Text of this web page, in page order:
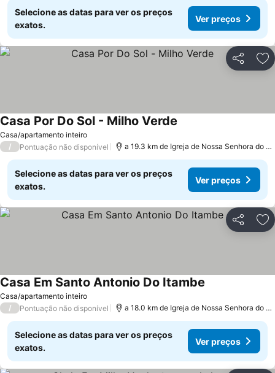
Selecione as datas para ver os preços
exatos.
Ver preços
Partilhar
Casa/apartamento inteiro
Casa Por Do Sol - Milho Verde
/ Pontuação não disponível a 19.3 km de Igreja de Nossa Senhora do
Selecione as datas para ver os preços
exatos.
Ver preços
Partilhar
Casa/apartamento inteiro
Casa Em Santo Antonio Do Itambe
/ Pontuação não disponível a 18.0 km de Igreja de Nossa Senhora do
Selecione as datas para ver os preços
exatos.
Ver preços